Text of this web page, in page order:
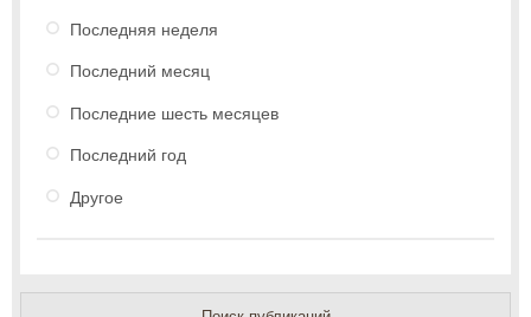
Последняя неделя
Последний месяц
Последние шесть месяцев
Последний год
Другое